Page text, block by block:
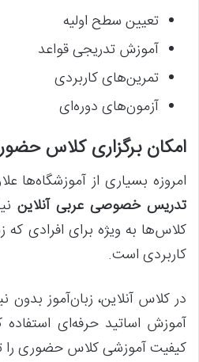
تعیین سطح اولیه
آموزش تدریجی قواعد
تمرین‌های کاربردی
آزمون‌های دوره‌ای
امکان برگزاری کلاس
امروزه بسیاری از آموزشگاه‌ها
تدریس خصوصی عربی آنلاین
کلاس‌ها به ویژه برای افرادی
کاربردی است.
در کلاس آنلاین، زبان‌آموز بدون
آموزش اساتید حرفه‌ای
کیفیت آموزشی کلاس حضوری را